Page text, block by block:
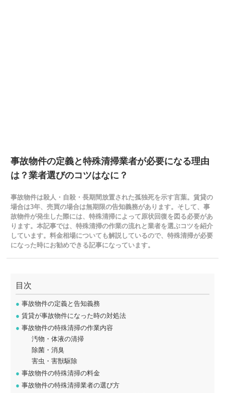
事故物件の定義と特殊清掃業者が必要になる理由
は？業者選びのコツはなに？
事故物件は殺人・自殺・長期間放置された孤独死を示す言葉。賃貸の
場合は3年、売買の場合は無期限の告知義務があります。そして、事
故物件が発生した際には、特殊清掃によって原状回復を図る必要があ
ります。本記事では、特殊清掃の作業の流れと業者を選ぶコツを紹介
しています。料金相場についても解説しているので、特殊清掃が必要
になった時にお勧めできる記事になっています。
目次
● 事故物件の定義と告知義務
● 賃貸が事故物件になった時の対処法
● 事故物件の特殊清掃の作業内容
汚物・体液の清掃
除菌・消臭
害虫・害獣駆除
● 事故物件の特殊清掃の料金
● 事故物件の特殊清掃業者の選び方